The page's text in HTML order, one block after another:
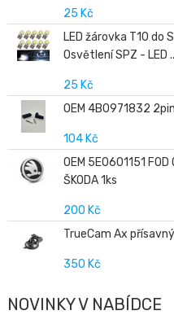
25 Kč
LED žárovka T10
Osvětlení SPZ - LED
25 Kč
OEM 4B0971832
104 Kč
OEM 5E0601151
ŠKODA 1ks
200 Kč
TrueCam Ax
350 Kč
NOVINKY V NABÍDCE